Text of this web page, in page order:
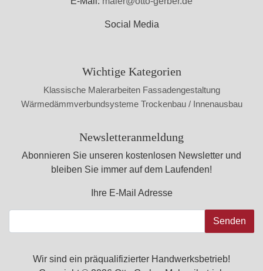
Social Media
Wichtige Kategorien
Klassische Malerarbeiten Fassadengestaltung
Wärmedämmverbundsysteme Trockenbau / Innenausbau
Newsletteranmeldung
Abonnieren Sie unseren kostenlosen Newsletter und
bleiben Sie immer auf dem Laufenden!
Ihre E-Mail Adresse
Senden
Wir sind ein präqualifizierter Handwerksbetrieb!